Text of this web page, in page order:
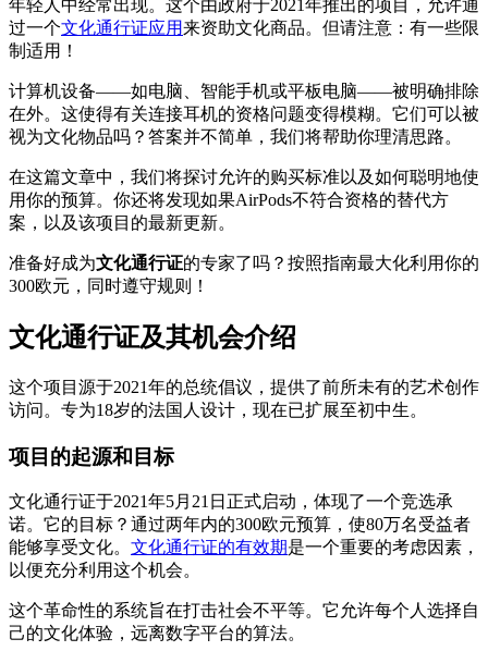
年轻人中经常出现。这个由政府于2021年推出的项目，允许通
过一个文化通行证应用来资助文化商品。但请注意：有一些限
制适用！
计算机设备——如电脑、智能手机或平板电脑——被明确排除
在外。这使得有关连接耳机的资格问题变得模糊。它们可以被
视为文化物品吗？答案并不简单，我们将帮助你理清思路。
在这篇文章中，我们将探讨允许的购买标准以及如何聪明地使
用你的预算。你还将发现如果AirPods不符合资格的替代方
案，以及该项目的最新更新。
准备好成为文化通行证的专家了吗？按照指南最大化利用你的
300欧元，同时遵守规则！
文化通行证及其机会介绍
这个项目源于2021年的总统倡议，提供了前所未有的艺术创作
访问。专为18岁的法国人设计，现在已扩展至初中生。
项目的起源和目标
文化通行证于2021年5月21日正式启动，体现了一个竞选承
诺。它的目标？通过两年内的300欧元预算，使80万名受益者
能够享受文化。 文化通行证的有效期是一个重要的考虑因素，
以便充分利用这个机会。
这个革命性的系统旨在打击社会不平等。它允许每个人选择自
己的文化体验，远离数字平台的算法。